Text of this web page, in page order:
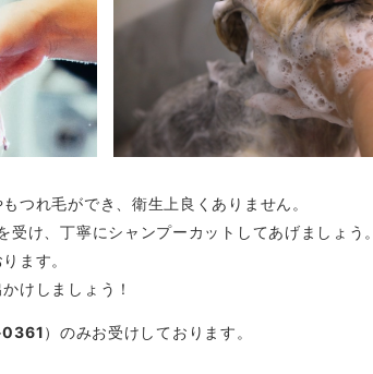
つれ毛ができ、衛生上良くありません。
け、丁寧にシャンプーカットしてあげましょう。
ます。
けしましょう！
）のみお受けしております。